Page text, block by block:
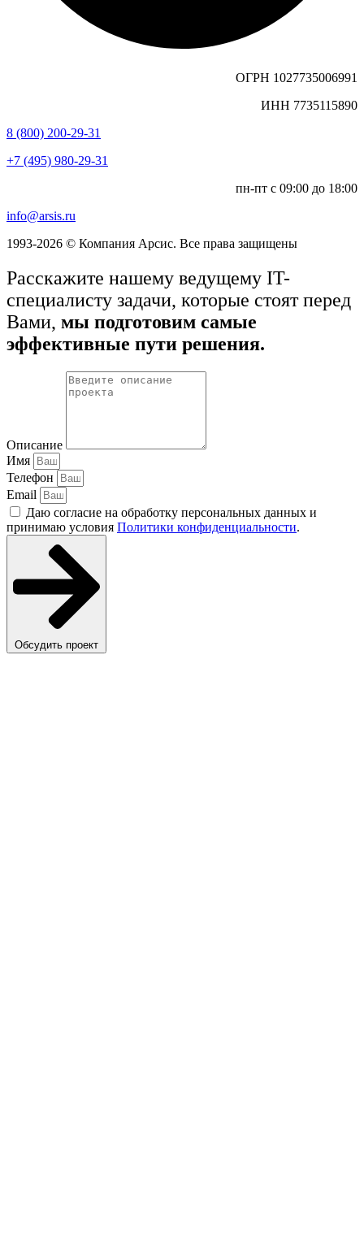
ОГРН 1027735006991
ИНН 7735115890
8 (800) 200-29-31
+7 (495) 980-29-31
пн-пт с 09:00 до 18:00
info@arsis.ru
1993-2026 © Компания Арсис. Все права защищены
Расскажите нашему ведущему IT-
специалисту задачи, которые стоят перед
Вами, мы подготовим самые
эффективные пути решения.
Описание
Имя
Телефон
Email
Даю согласие на обработку персональных данных и
принимаю условия Политики конфиденциальности.
Обсудить проект